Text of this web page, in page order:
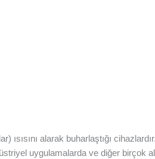
ısısını alarak buharlaştığı
uygulamalarda ve diğer birçok